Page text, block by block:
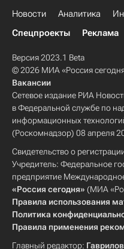
Новости Аналитика
Спецпроекты
Реклама
Версия 2023.1 Beta
© 2026 МИА «Россия
Вакансии
Сетевое издание РИА
в Федеральной службе по
информационных
(Роскомнадзор) 08 апреля
Свидетельство о
Учредитель: Федеральное
предприятие
«Россия сегодня» (МИА
Правила использования
Политика
Правила применения
Главный редактор: